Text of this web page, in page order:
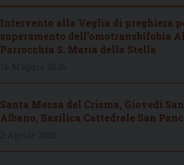
Intervento alla Veglia di preghiera
superamento dell’omotransbifobia
Parrocchia S. Maria della Stella
Santa Messa del Crisma, Giovedì
Albano, Basilica Cattedrale San